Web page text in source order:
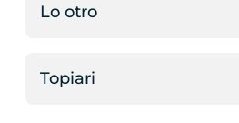
Lo otro
Topiari